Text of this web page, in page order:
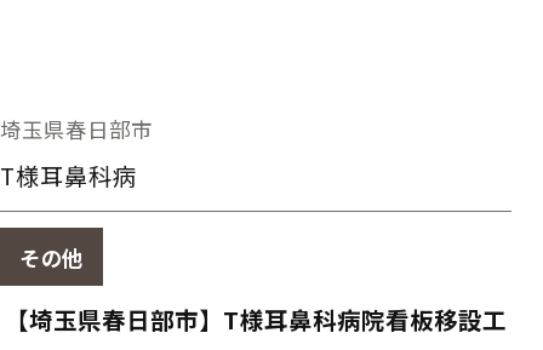
埼玉県春日部市
T様耳鼻科病
その他
【埼玉県春日部市】T様耳鼻科病院看板移設工